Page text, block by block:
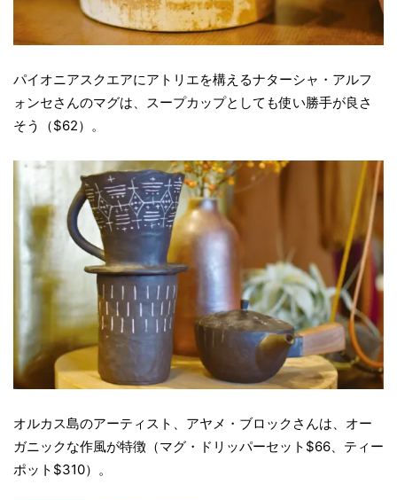
パイオニアスクエアにアトリエを構えるナターシャ・アルフ
ォンセさんのマグは、スープカップとしても使い勝手が良さ
そう（$62）。
オルカス島のアーティスト、アヤメ・ブロックさんは、オー
ガニックな作風が特徴（マグ・ドリッパーセット$66、ティー
ポット$310）。